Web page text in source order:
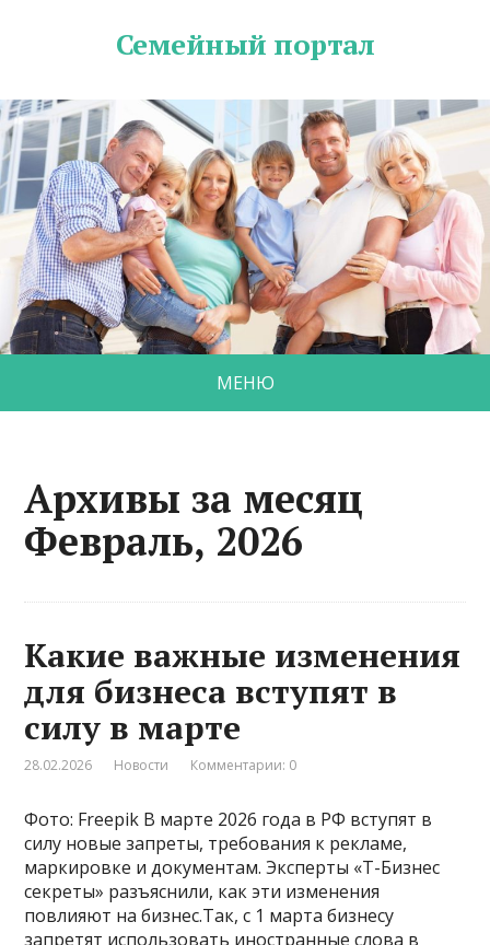
Семейный портал
МЕНЮ
Архивы за месяц
Февраль, 2026
Какие важные изменения
для бизнеса вступят в
силу в марте
28.02.2026 Новости Комментарии: 0
Фото: Freepik В марте 2026 года в РФ вступят в
силу новые запреты, требования к рекламе,
маркировке и документам. Эксперты «Т-Бизнес
секреты» разъяснили, как эти изменения
повлияют на бизнес.Так, с 1 марта бизнесу
запретят использовать иностранные слова в